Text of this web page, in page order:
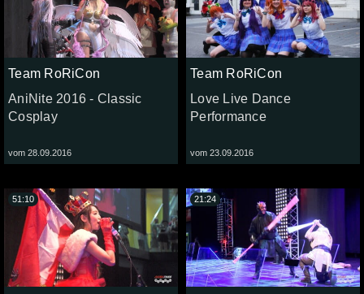
Team RoRiCon
AniNite 2016 - Classic
Cosplay
vom 28.09.2016
Team RoRiCon
Love Live Dance
Performance
vom 23.09.2016
51:10 21:24